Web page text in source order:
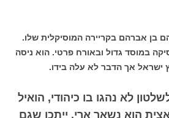
בן אברהם בקריירה המוסיקלית שלו.
במוסד גדול ובאורח פרטי. הוא ניסה
ישראל אך הדבר לא עלה בידו.
לא נהגו בו כיהודי, הואיל
הוא נשאר ארי. ייתכן שגם